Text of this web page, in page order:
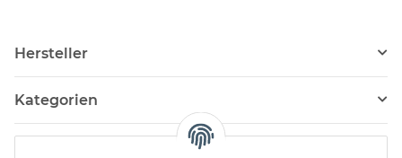
Hersteller
Kategorien